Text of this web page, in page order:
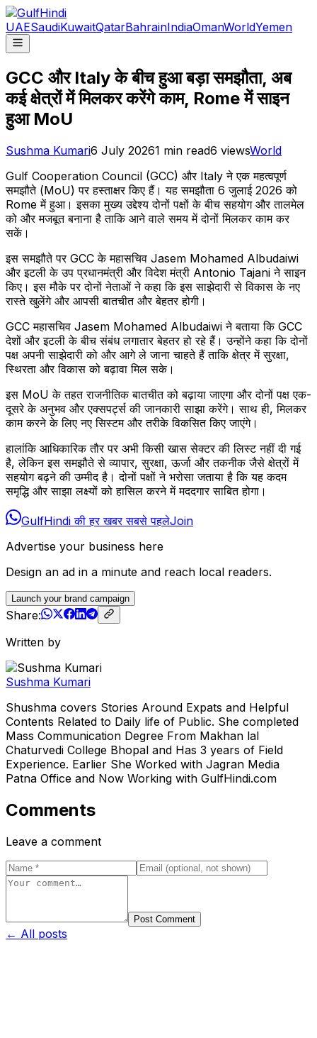
UAESaudiKuwaitQatarBahrainIndiaOmanWorldYemen
GCC और Italy के बीच हुआ बड़ा समझौता, अब
कई क्षेत्रों में मिलकर करेंगे काम, Rome में साइन
हुआ MoU
Sushma Kumari6 July 20261 min read6 viewsWorld
Gulf Cooperation Council (GCC) और Italy ने एक महत्वपूर्ण
समझौते (MoU) पर हस्ताक्षर किए हैं। यह समझौता 6 जुलाई 2026 को
Rome में हुआ। इसका मुख्य उद्देश्य दोनों पक्षों के बीच सहयोग और तालमेल
को और मजबूत बनाना है ताकि आने वाले समय में दोनों मिलकर काम कर
सकें।
इस समझौते पर GCC के महासचिव Jasem Mohamed Albudaiwi
और इटली के उप प्रधानमंत्री और विदेश मंत्री Antonio Tajani ने साइन
किए। इस मौके पर दोनों नेताओं ने कहा कि इस साझेदारी से विकास के नए
रास्ते खुलेंगे और आपसी बातचीत और बेहतर होगी।
GCC महासचिव Jasem Mohamed Albudaiwi ने बताया कि GCC
देशों और इटली के बीच संबंध लगातार बेहतर हो रहे हैं। उन्होंने कहा कि दोनों
पक्ष अपनी साझेदारी को और आगे ले जाना चाहते हैं ताकि क्षेत्र में सुरक्षा,
स्थिरता और विकास को बढ़ावा मिल सके।
इस MoU के तहत राजनीतिक बातचीत को बढ़ाया जाएगा और दोनों पक्ष एक-
दूसरे के अनुभव और एक्सपर्ट्स की जानकारी साझा करेंगे। साथ ही, मिलकर
काम करने के लिए नए सिस्टम और तरीके विकसित किए जाएंगे।
हालांकि आधिकारिक तौर पर अभी किसी खास सेक्टर की लिस्ट नहीं दी गई
है, लेकिन इस समझौते से व्यापार, सुरक्षा, ऊर्जा और तकनीक जैसे क्षेत्रों में
सहयोग बढ़ने की उम्मीद है। दोनों पक्षों ने भरोसा जताया है कि यह कदम
समृद्धि और साझा लक्ष्यों को हासिल करने में मददगार साबित होगा।
GulfHindi की हर खबर सबसे पहलेJoin
Advertise your business here
Design an ad in a minute and reach local readers.
Launch your brand campaign
Share:
Written by
Sushma Kumari
Shushma covers Stories Around Expats and Helpful
Contents Related to Daily life of Public. She completed
Mass Communication Degree From Makhan lal
Chaturvedi College Bhopal and Has 3 years of Field
Experience. Earlier She Worked with Jagran Media
Patna Office and Now Working with GulfHindi.com
Comments
Leave a comment
Post Comment
← All posts